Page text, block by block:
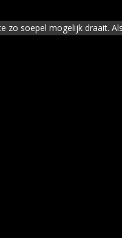
zo soepel mogelijk draait.